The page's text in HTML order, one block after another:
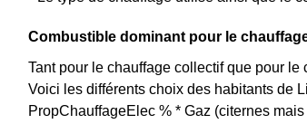
Combustible dominant pour le
Tant pour le chauffage collectif que pour
Voici les différents choix des habitants de
PropChauffageElec % * Gaz (citernes